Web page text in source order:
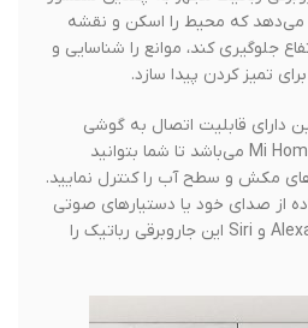
که محیط را اسکن و نقشه
کند، موانع را شناسایی و
کردن پیدا سازد.
قابلیت اتصال به گوشی
هوشمند از طریق نرم‌افزار Mi Home می‌باشد تا شما بتوانید
و سطح آب را کنترل نمایید.
صدای خود یا دستیارهای صوتی
مانند Alexa، Google Assistant و Siri این جاروبرقی رباتیک را